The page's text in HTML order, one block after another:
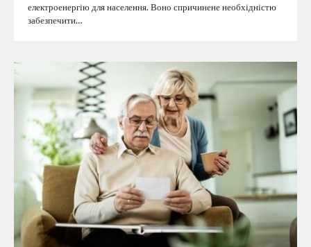
електроенергію для населення. Воно спричинене необхідністю
забезпечити…